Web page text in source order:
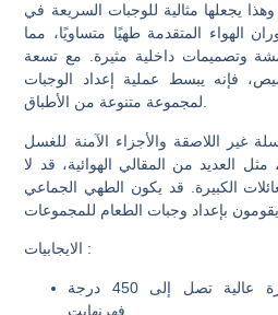
بنسبة تصل إلى 50%. وهذا يجعلها مثالية للوجبات السريعة في
الهواء المتقدمة طهيًا متساويًا، مما
وتصميمات داخلية مثيرة. مع تسعة
فإنه يبسط عملية إعداد الوجبات
لمجموعة متنوعة من الأطباق.
غير اللاصقة والأجزاء الآمنة للغسل
العديد من المقالي الهوائية، قد لا
الكبيرة. قد يكون الطهي الجماعي
:
طهي سريع مع درجة حرارة عالية تصل إلى 450 درجة